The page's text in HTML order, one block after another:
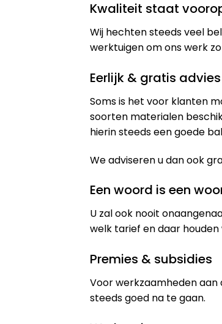
Kwaliteit staat
Wij hechten steeds veel
werktuigen om ons werk
Eerlijk & gratis
Soms is het voor klanten
soorten materialen
hierin steeds een goede
We adviseren u dan ook
Een woord is een
U zal ook nooit
welk tarief en daar houden
Premies & subsidies
Voor werkzaamheden aan
steeds goed na te gaan.